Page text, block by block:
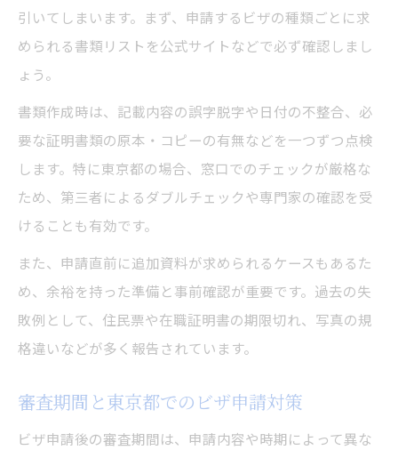
引いてしまいます。まず、申請するビザの種類ごとに求
められる書類リストを公式サイトなどで必ず確認しまし
ょう。
書類作成時は、記載内容の誤字脱字や日付の不整合、必
要な証明書類の原本・コピーの有無などを一つずつ点検
します。特に東京都の場合、窓口でのチェックが厳格な
ため、第三者によるダブルチェックや専門家の確認を受
けることも有効です。
また、申請直前に追加資料が求められるケースもあるた
め、余裕を持った準備と事前確認が重要です。過去の失
敗例として、住民票や在職証明書の期限切れ、写真の規
格違いなどが多く報告されています。
審査期間と東京都でのビザ申請対策
ビザ申請後の審査期間は、申請内容や時期によって異な